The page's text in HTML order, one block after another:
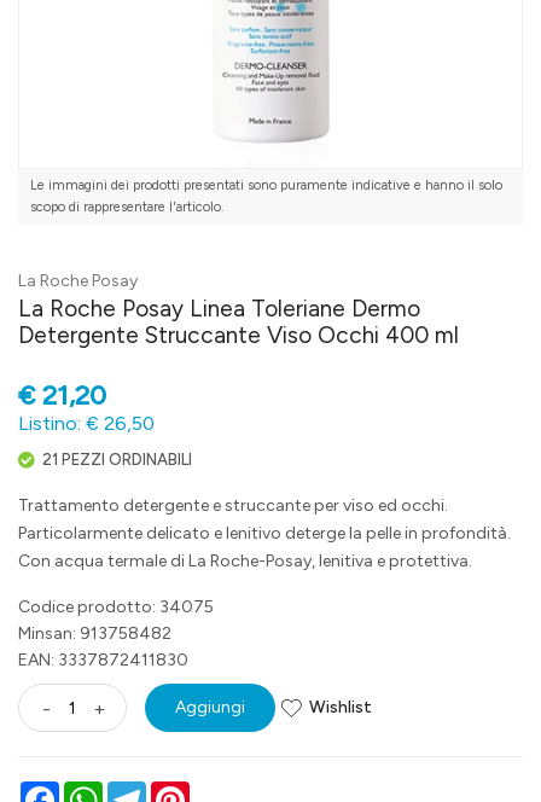
Le immagini dei prodotti presentati sono puramente indicative e hanno il solo
scopo di rappresentare l'articolo.
La Roche Posay
La Roche Posay Linea Toleriane Dermo
Detergente Struccante Viso Occhi 400 ml
€21,20
Listino: € 26,50
21 PEZZI ORDINABILI
Trattamento detergente e struccante per viso ed occhi.
Particolarmente delicato e lenitivo deterge la pelle in profondità.
Con acqua termale di La Roche-Posay, lenitiva e protettiva.
Codice prodotto: 34075
Minsan: 913758482
EAN: 3337872411830
- + Aggiungi Wishlist
FacebookWhatsAppTelegram